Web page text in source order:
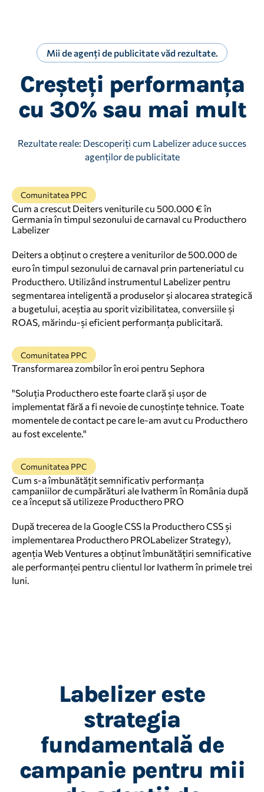
Acest nivel suplimentar de claritate face ca
Zombies acționat și vă ajută să identificați
produsele pe care trebuie să le „reînviați” mai
întâi.
specifice în promoțiile sezoniere.
Mii de agenți de publicitate văd rezultate.
Creșteți performanța
cu 30% sau mai mult
Rezultate reale: Descoperiți cum Labelizer aduce succes
agenților de publicitate
Comunitatea PPC
Cum a crescut Deiters veniturile cu 500.000 € în
Germania în timpul sezonului de carnaval cu Producthero
Labelizer
Deiters a obținut o creștere a veniturilor de 500.000 de
euro în timpul sezonului de carnaval prin parteneriatul cu
Producthero. Utilizând instrumentul Labelizer pentru
segmentarea inteligentă a produselor și alocarea strategică
a bugetului, aceștia au sporit vizibilitatea, conversiile și
ROAS, mărindu-și eficient performanța publicitară.
Comunitatea PPC
Transformarea zombilor în eroi pentru Sephora
"Soluția Producthero este foarte clară și ușor de
implementat fără a fi nevoie de cunoștințe tehnice. Toate
momentele de contact pe care le-am avut cu Producthero
au fost excelente."
Comunitatea PPC
Cum s-a îmbunătățit semnificativ performanța
campaniilor de cumpărături ale Ivatherm în România după
ce a început să utilizeze Producthero PRO
După trecerea de la Google CSS la Producthero CSS și
implementarea Producthero PROLabelizer Strategy),
agenția Web Ventures a obținut îmbunătățiri semnificative
ale performanței pentru clientul lor Ivatherm în primele trei
luni.
Labelizer este
strategia
fundamentală de
campanie pentru mii